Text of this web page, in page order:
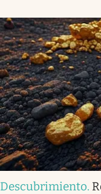
Descubrimiento.